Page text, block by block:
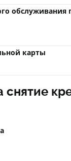
обслуживания
карты
снятие